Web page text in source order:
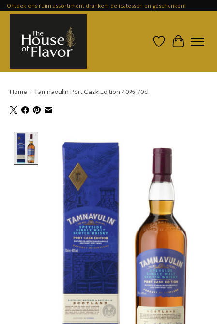
Ontdek ons ruim assortiment dranken, delicatessen en geschenken!
Verlanglijst
Home / Tamnavulin Port Cask Edition 40% 70cl